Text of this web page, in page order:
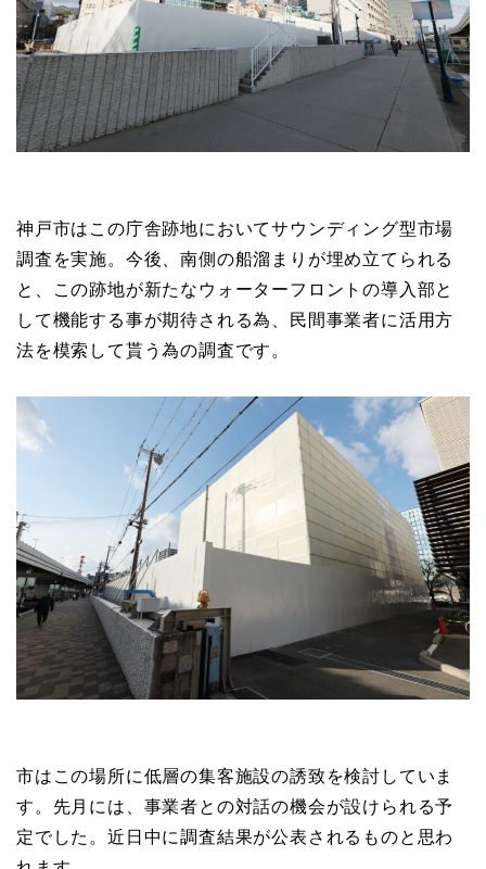
神戸市はこの庁舎跡地においてサウンディング型市場
調査を実施。今後、南側の船溜まりが埋め立てられる
と、この跡地が新たなウォーターフロントの導入部と
して機能する事が期待される為、民間事業者に活用方
法を模索して貰う為の調査です。
市はこの場所に低層の集客施設の誘致を検討していま
す。先月には、事業者との対話の機会が設けられる予
定でした。近日中に調査結果が公表されるものと思わ